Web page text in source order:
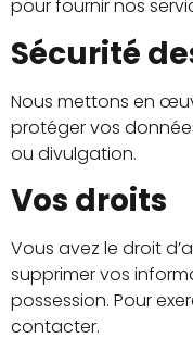
pour fournir nos
Sécurité
Nous mettons en
protéger vos
ou divulgation.
Vos droits
Vous avez le droit
supprimer vos
possession. Pour
contacter.